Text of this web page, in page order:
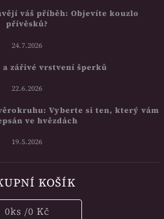
váš příběh: Objevíte kouzlo
přívěsků?
24.7.2026
a zářivé vrstvení šperků
22.6.2026
Vyberte si ten, který vám
ve hvězdách
19.5.2026
KOŠÍK
0ks /0 Kč